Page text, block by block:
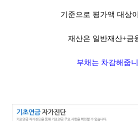
기준으로 평가액 대상
재산은 일반재산+금
부채는 차감해줍